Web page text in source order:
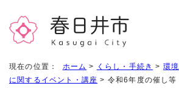
現在の位置： ホーム > くらし・手続き > 環境
に関するイベント・講座 > 令和6年度の催し等